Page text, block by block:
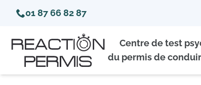
01 87 66 82 87
Centre de test
du permis de